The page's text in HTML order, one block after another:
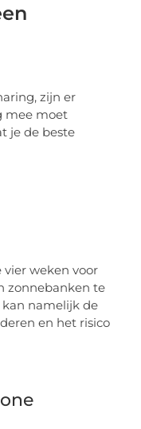
zijn er
mee moet
je de beste
weken voor
zonnebanken te
namelijk de
en het risico